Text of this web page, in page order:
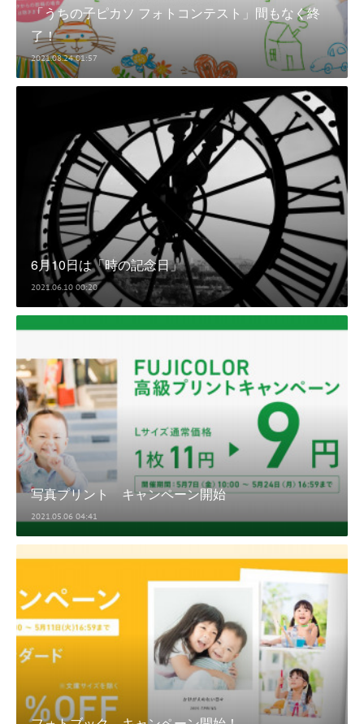
「うちの子ピカソ フォトコンテスト」間もなく終
了！
2021.08.24 01:57
6月10日は「時の記念日」
2021.06.10 00:20
写真プリント キャンペーン開始
2021.05.06 04:41